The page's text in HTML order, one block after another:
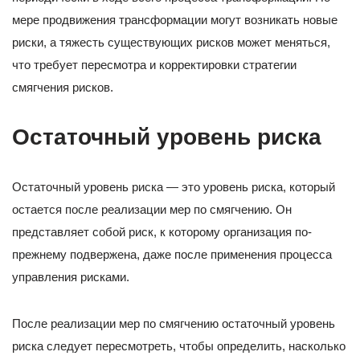
мере продвижения трансформации могут возникать новые
риски, а тяжесть существующих рисков может меняться,
что требует пересмотра и корректировки стратегии
смягчения рисков.
Остаточный уровень риска
Остаточный уровень риска — это уровень риска, который
остается после реализации мер по смягчению. Он
представляет собой риск, к которому организация по-
прежнему подвержена, даже после применения процесса
управления рисками.
После реализации мер по смягчению остаточный уровень
риска следует пересмотреть, чтобы определить, насколько